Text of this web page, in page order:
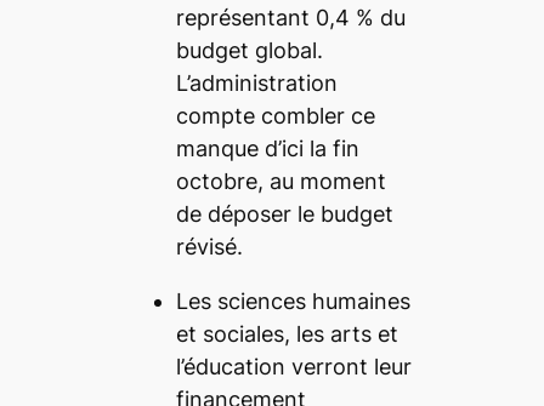
représentant 0,4 % du
budget global.
L’administration
compte combler ce
manque d’ici la fin
octobre, au moment
de déposer le budget
révisé.
Les sciences humaines
et sociales, les arts et
l’éducation verront leur
financement